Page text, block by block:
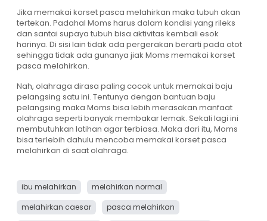
Jika memakai korset pasca melahirkan maka tubuh akan
tertekan. Padahal Moms harus dalam kondisi yang rileks
dan santai supaya tubuh bisa aktivitas kembali esok
harinya. Di sisi lain tidak ada pergerakan berarti pada otot
sehingga tidak ada gunanya jiak Moms memakai korset
pasca melahirkan.
Nah, olahraga dirasa paling cocok untuk memakai baju
pelangsing satu ini. Tentunya dengan bantuan baju
pelangsing maka Moms bisa lebih merasakan manfaat
olahraga seperti banyak membakar lemak. Sekali lagi ini
membutuhkan latihan agar terbiasa. Maka dari itu, Moms
bisa terlebih dahulu mencoba memakai korset pasca
melahirkan di saat olahraga.
ibu melahirkan
melahirkan normal
melahirkan caesar
pasca melahirkan